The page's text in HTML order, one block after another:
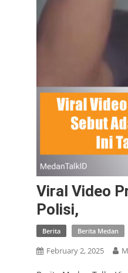
Viral Video
Polisi,
Berita Berita Medan
February 2, 2025